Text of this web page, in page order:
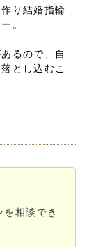
り結婚指輪
。
るので、自
とし込むこ
相談でき